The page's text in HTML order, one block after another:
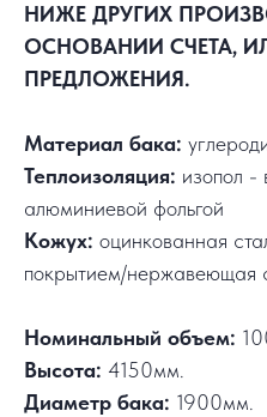
НИЖЕ ДРУГИХ
ОСНОВАНИИ СЧЕТА,
ПРЕДЛОЖЕНИЯ.
Материал бака:
Теплоизоляция: изопол -
алюминиевой фольгой
Кожух: оцинкованная
покрытием/нержавеющая
Номинальный объем:
Высота: 4150мм.
Диаметр бака: 1900мм.